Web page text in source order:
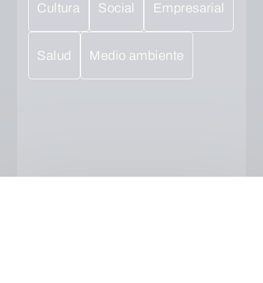
Cultura Social Empresarial
Salud Medio ambiente